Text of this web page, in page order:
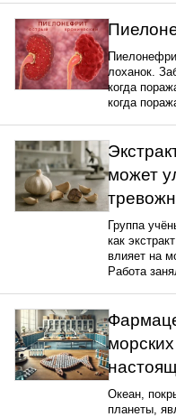
лоханок.
когда
когда
может
Группа
как
влияет на
Работа
Океан,
планеты,